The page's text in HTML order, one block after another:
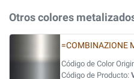
Otros colores
=COMBINAZIONE
Código de Color
Código de Producto: